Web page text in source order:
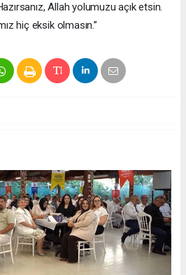
Allah yolumuzu açık etsin.
hiç eksik olmasın.”